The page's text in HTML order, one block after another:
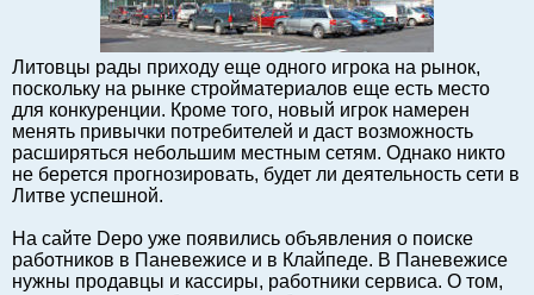
Недвижимость
Технологии
Рынки и компании
Балтийский экспорт
Туризм
Советы юриста
ЕС - Балтия
Балтия - СНГ
Литовцы рады приходу еще одного игрока на рынок,
поскольку на рынке стройматериалов еще есть место
для конкуренции. Кроме того, новый игрок намерен
менять привычки потребителей и даст возможность
расширяться небольшим местным сетям. Однако никто
не берется прогнозировать, будет ли деятельность сети в
Литве успешной.
На сайте Depo уже появились объявления о поиске
работников в Паневежисе и в Клайпеде. В Паневежисе
нужны продавцы и кассиры, работники сервиса. О том,